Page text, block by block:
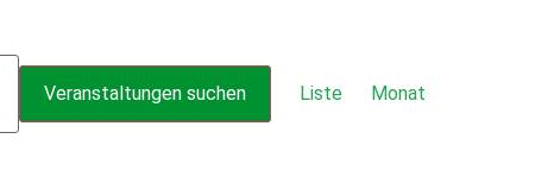
Veranstaltungen suchen
Ansichten-
Liste Monat